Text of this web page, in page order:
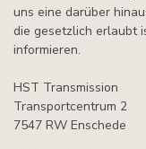
uns eine darüber
die gesetzlich erlaubt
informieren.
HST Transmission
Transportcentrum 2
7547 RW Enschede